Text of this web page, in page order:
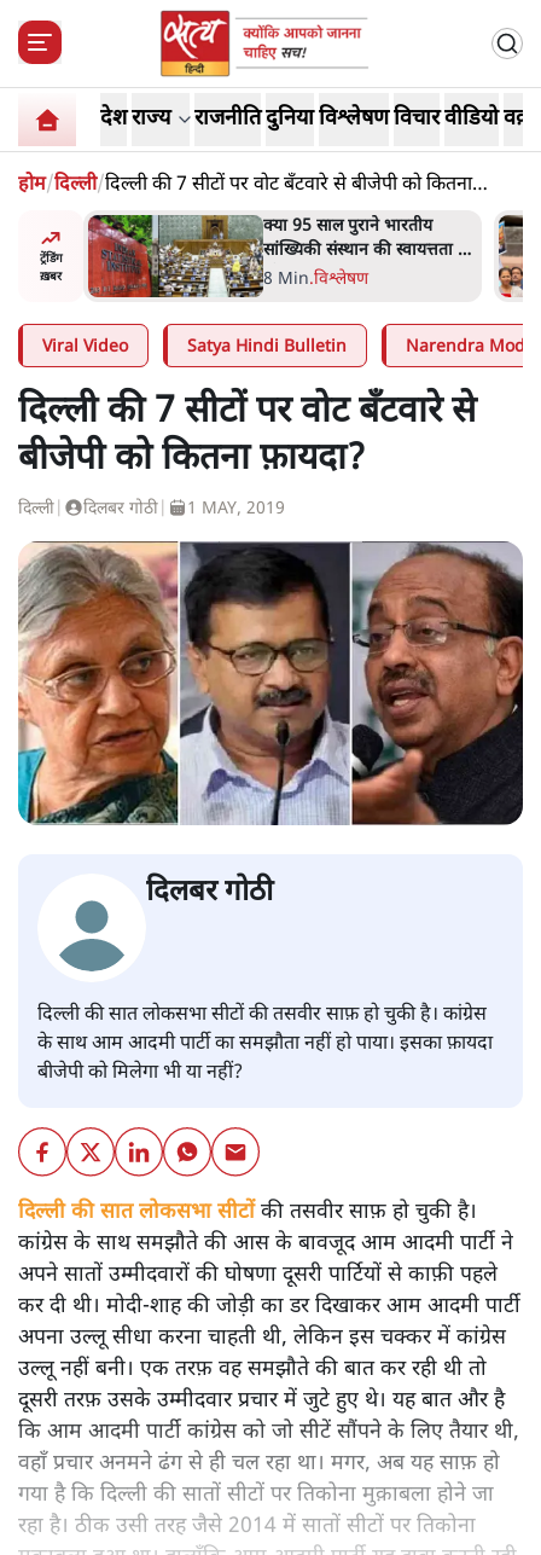
देशराज्य राजनीतिदुनियाविश्लेषणविचारवीडियो
होम/दिल्ली/दिल्ली की 7 सीटों पर वोट बँटवारे से बीजेपी को कितना
फ़ायदा?
ट्रेंडिंग
ख़बर
5 नहीं,
क्या 95 साल पुराने भारतीय
सांख्यिकी संस्थान की स्वायत्तता पर
भी अब मंडरा रहा ख़तरा?
8 Min.विश्लेषण
Viral Video Satya Hindi Bulletin Narendra Modi
दिल्ली की 7 सीटों पर वोट बँटवारे से
बीजेपी को कितना फ़ायदा?
दिल्ली दिलबर गोठी 1 MAY, 2019
दिलबर गोठी
दिल्ली की सात लोकसभा सीटों की तसवीर साफ़ हो चुकी है। कांग्रेस
के साथ आम आदमी पार्टी का समझौता नहीं हो पाया। इसका फ़ायदा
बीजेपी को मिलेगा भी या नहीं?
दिल्ली की सात लोकसभा सीटोंकी तसवीर साफ़ हो चुकी है।
कांग्रेस के साथ समझौते की आस के बावजूद आम आदमी पार्टी ने
अपने सातों उम्मीदवारों की घोषणा दूसरी पार्टियों से काफ़ी पहले
कर दी थी। मोदी-शाह की जोड़ी का डर दिखाकर आम आदमी पार्टी
अपना उल्लू सीधा करना चाहती थी, लेकिन इस चक्कर में कांग्रेस
उल्लू नहीं बनी। एक तरफ़ वह समझौते की बात कर रही थी तो
दूसरी तरफ़ उसके उम्मीदवार प्रचार में जुटे हुए थे। यह बात और है
कि आम आदमी पार्टी कांग्रेस को जो सीटें सौंपने के लिए तैयार थी,
वहाँ प्रचार अनमने ढंग से ही चल रहा था। मगर, अब यह साफ़ हो
गया है कि दिल्ली की सातों सीटों पर तिकोना मुक़ाबला होने जा
रहा है। ठीक उसी तरह जैसे 2014 में सातों सीटों पर तिकोना